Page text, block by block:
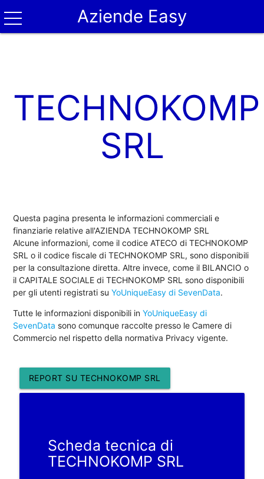
Aziende Easy
TECHNOKOMP
SRL
Questa pagina presenta le informazioni commerciali e
finanziarie relative all'AZIENDA TECHNOKOMP SRL
Alcune informazioni, come il codice ATECO di TECHNOKOMP
SRL o il codice fiscale di TECHNOKOMP SRL, sono disponibili
per la consultazione diretta. Altre invece, come il BILANCIO o
il CAPITALE SOCIALE di TECHNOKOMP SRL sono disponibili
per gli utenti registrati suYoUniqueEasy di SevenData.
Tutte le informazioni disponibili inYoUniqueEasy di
SevenData sono comunque raccolte presso le Camere di
Commercio nel rispetto della normativa Privacy vigente.
REPORT SU TECHNOKOMP SRL
Scheda tecnica di
TECHNOKOMP SRL